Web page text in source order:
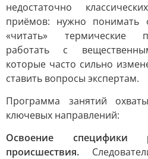
недостаточно
приёмов: нужно понимать
«читать» термические
работать с
которые часто сильно
ставить вопросы экспертам.
Программа занятий
ключевых направлений:
Освоение
происшествия.